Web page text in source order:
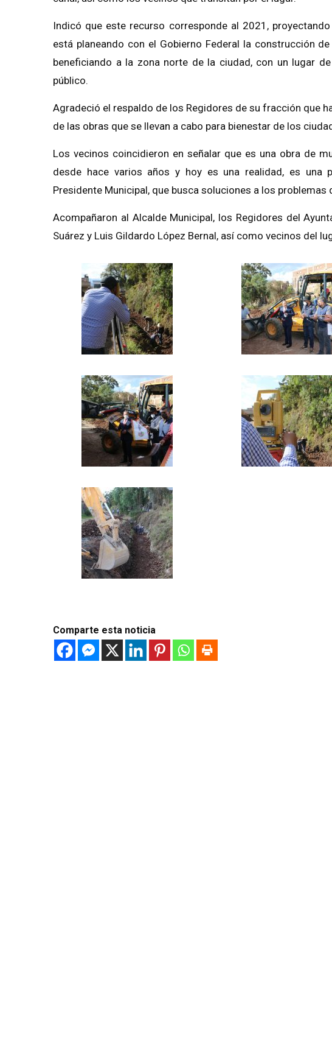
Indicó que este recurso corresponde al 2021,
está planeando con el Gobierno Federal la construcción
beneficiando a la zona norte de la ciudad, con un lugar
público.
Agradeció el respaldo de los Regidores de su fracción que
de las obras que se llevan a cabo para bienestar de los
Los vecinos coincidieron en señalar que es una obra de
desde hace varios años y hoy es una realidad, es una
Presidente Municipal, que busca soluciones a los problemas
Acompañaron al Alcalde Municipal, los Regidores del
Suárez y Luis Gildardo López Bernal, así como vecinos del
Comparte esta noticia